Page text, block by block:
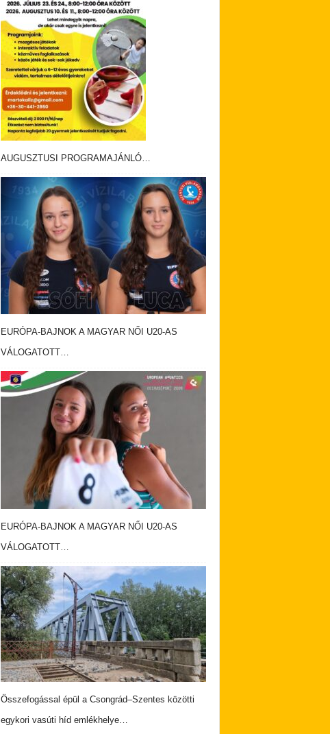
AUGUSZTUSI PROGRAMAJÁNLÓ…
EURÓPA-BAJNOK A MAGYAR NŐI U20-AS
VÁLOGATOTT…
EURÓPA-BAJNOK A MAGYAR NŐI U20-AS
VÁLOGATOTT…
Összefogással épül a Csongrád–Szentes közötti
egykori vasúti híd emlékhelye…